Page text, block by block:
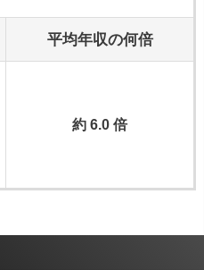
平均年収の何倍
約 6.0 倍